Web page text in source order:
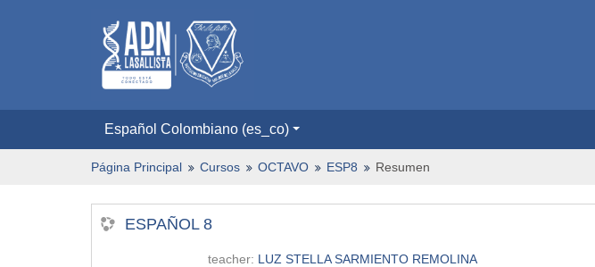
Español Colombiano ‎(es_co)‎
Página Principal Cursos OCTAVO ESP8 Resumen
ESPAÑOL 8
teacher: LUZ STELLA SARMIENTO REMOLINA